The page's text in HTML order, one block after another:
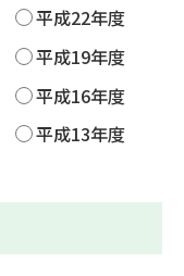
平成22年度
平成19年度
平成16年度
平成13年度